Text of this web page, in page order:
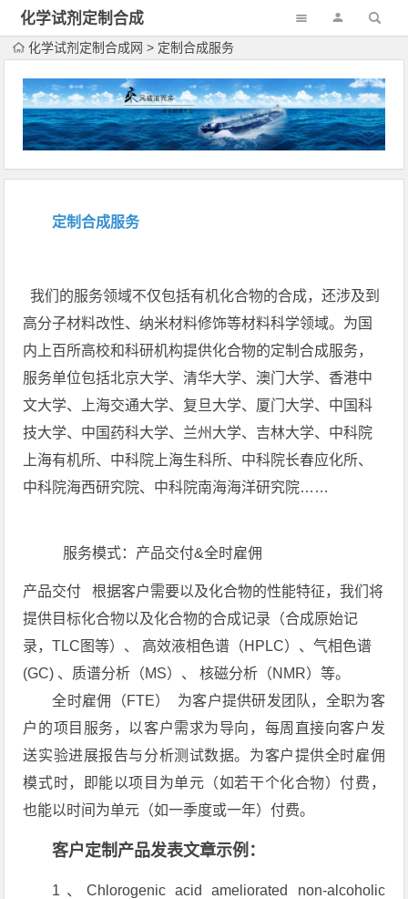
化学试剂定制合成
网化学试剂定制合成网 > 定制合成服务
定制合成服务
我们的服务领域不仅包括有机化合物的合成，还涉及到
高分子材料改性、纳米材料修饰等材料科学领域。为国
内上百所高校和科研机构提供化合物的定制合成服务，
服务单位包括北京大学、清华大学、澳门大学、香港中
文大学、上海交通大学、复旦大学、厦门大学、中国科
技大学、中国药科大学、兰州大学、吉林大学、中科院
上海有机所、中科院上海生科所、中科院长春应化所、
中科院海西研究院、中科院南海海洋研究院……
服务模式：产品交付&全时雇佣
产品交付 根据客户需要以及化合物的性能特征，我们将
提供目标化合物以及化合物的合成记录（合成原始记
录，TLC图等）、 高效液相色谱（HPLC）、气相色谱
(GC) 、质谱分析（MS）、 核磁分析（NMR）等。
全时雇佣（FTE） 为客户提供研发团队，全职为客
户的项目服务，以客户需求为导向，每周直接向客户发
送实验进展报告与分析测试数据。为客户提供全时雇佣
模式时，即能以项目为单元（如若干个化合物）付费，
也能以时间为单元（如一季度或一年）付费。
客户定制产品发表文章示例：
1、Chlorogenic acid ameliorated non-alcoholic